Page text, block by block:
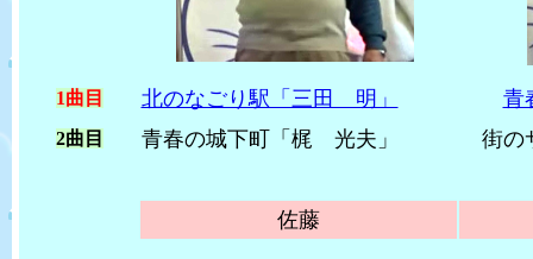
1曲目 北のなごり駅「三田 明」 青
2曲目 青春の城下町「梶 光夫」 街の
佐藤